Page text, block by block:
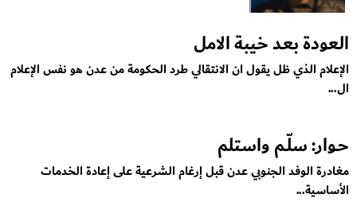
العودة بعد خيبة الامل
الإعلام الذي ظل يقول ان الانتقالي طرد الحكومة من عدن هو نفس الإعلام
ال...
حـوار: سلّـم واستلم
مغادرة الوفد الجنوبي عدن قبل إرغام الشرعية على إعادة الخدمات
الأساسية...